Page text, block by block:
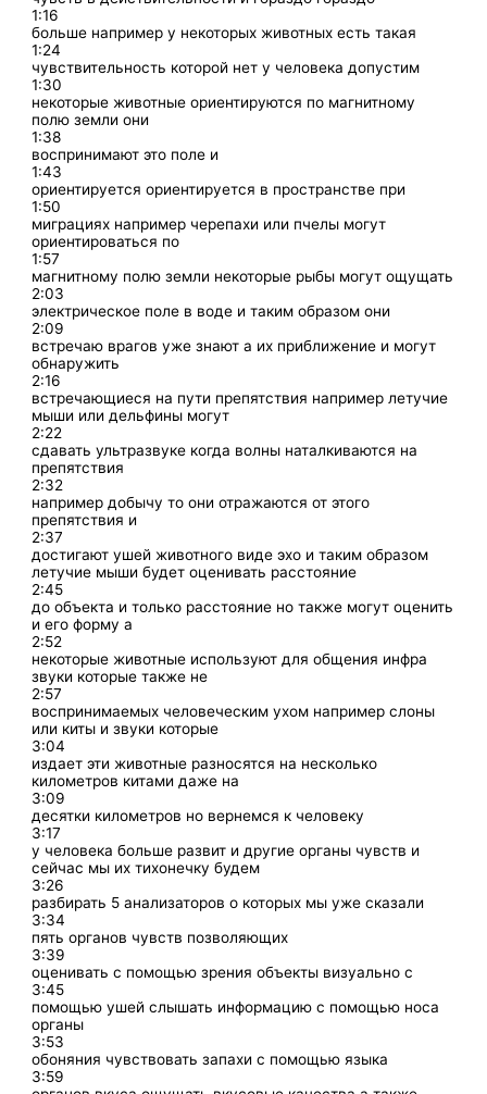
1:16
больше например у некоторых животных есть такая
1:24
чувствительность которой нет у человека допустим
1:30
некоторые животные ориентируются по магнитному
полю земли они
1:38
воспринимают это поле и
1:43
ориентируется ориентируется в пространстве при
1:50
миграциях например черепахи или пчелы могут
ориентироваться по
1:57
магнитному полю земли некоторые рыбы могут ощущать
2:03
электрическое поле в воде и таким образом они
2:09
встречаю врагов уже знают а их приближение и могут
обнаружить
2:16
встречающиеся на пути препятствия например летучие
мыши или дельфины могут
2:22
сдавать ультразвуке когда волны наталкиваются на
препятствия
2:32
например добычу то они отражаются от этого
препятствия и
2:37
достигают ушей животного виде эхо и таким образом
летучие мыши будет оценивать расстояние
2:45
до объекта и только расстояние но также могут оценить
и его форму а
2:52
некоторые животные используют для общения инфра
звуки которые также не
2:57
воспринимаемых человеческим ухом например слоны
или киты и звуки которые
3:04
издает эти животные разносятся на несколько
километров китами даже на
3:09
десятки километров но вернемся к человеку
3:17
у человека больше развит и другие органы чувств и
сейчас мы их тихонечку будем
3:26
разбирать 5 анализаторов о которых мы уже сказали
3:34
пять органов чувств позволяющих
3:39
оценивать с помощью зрения объекты визуально с
3:45
помощью ушей слышать информацию с помощью носа
органы
3:53
обоняния чувствовать запахи с помощью языка
3:59